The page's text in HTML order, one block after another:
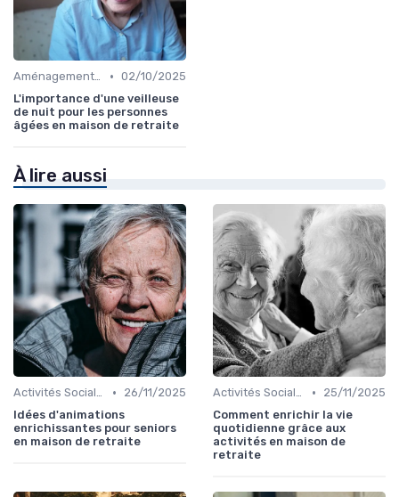
Aménagements pour Personnes à Mobilité Réduite • 02/10/2025
L'importance d'une veilleuse
de nuit pour les personnes
âgées en maison de retraite
À lire aussi
Activités Sociales et Loisirs •
26/11/2025
Idées d'animations
enrichissantes pour seniors
en maison de retraite
Activités Sociales et Loisirs •
25/11/2025
Comment enrichir la vie
quotidienne grâce aux
activités en maison de
retraite